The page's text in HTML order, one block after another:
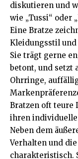
diskutieren und
wie „Tussi“ oder
Eine Bratze
Kleidungsstil
Sie trägt gerne
betont, und setzt
Ohrringe,
Bratzen oft teure
ihren
Neben dem
Verhalten und
charakteristisch.